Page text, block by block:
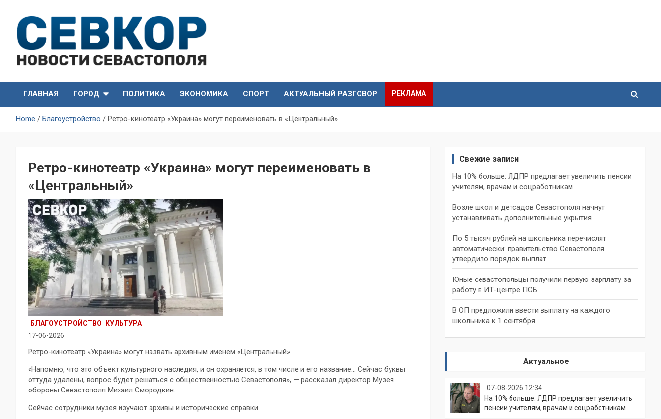
content
СевКор — Новости
Севастополя
Севастополя
ГЛАВНАЯ
ГОРОД ПОЛИТИКА ЭКОНОМИКА СПОРТ АКТУАЛЬНЫЙ РАЗГОВОР РЕКЛАМА
Home Благоустройство Ретро-кинотеатр «Украина» могут переименовать в «Центральный»
Ретро-кинотеатр «Украина» могут переименовать в
«Центральный»
БЛАГОУСТРОЙСТВО
КУЛЬТУРА
17-06-2026
Ретро-кинотеатр «Украина» могут назвать архивным именем «Центральный».
«Напомню, что это объект культурного наследия, и он охраняется, в том числе и его название… Сейчас буквы
оттуда удалены, вопрос будет решаться с общественностью Севастополя», — рассказал директор Музея
обороны Севастополя Михаил Смородкин.
Сейчас сотрудники музея изучают архивы и исторические справки.
Свежие записи
На 10% больше: ЛДПР предлагает увеличить пенсии
учителям, врачам и соцработникам
Возле школ и детсадов Севастополя начнут
устанавливать дополнительные укрытия
По 5 тысяч рублей на школьника перечислят
автоматически: правительство Севастополя
утвердило порядок выплат
Юные севастопольцы получили первую зарплату за
работу в ИТ-центре ПСБ
В ОП предложили ввести выплату на каждого
школьника к 1 сентября
Актуальное
07-08-2026 12:34
На 10% больше: ЛДПР предлагает увеличить
пенсии учителям, врачам и соцработникам